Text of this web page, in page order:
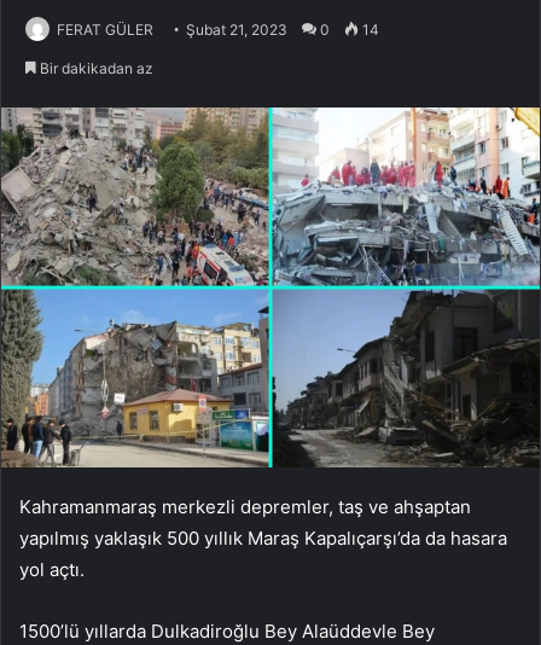
FERAT GÜLER Şubat 21, 2023 0 14
Bir dakikadan az
Kahramanmaraş merkezli depremler, taş ve ahşaptan
yapılmış yaklaşık 500 yıllık Maraş Kapalıçarşı’da da hasara
yol açtı.
1500’lü yıllarda Dulkadiroğlu Bey Alaüddevle Bey